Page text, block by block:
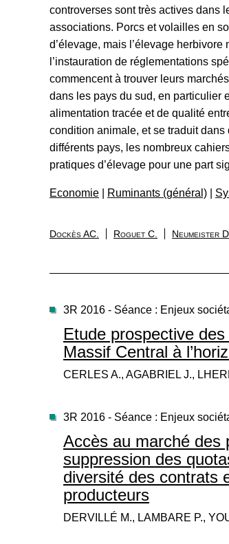
controverses sont très actives dans
associations. Porcs et volailles en
d’élevage, mais l’élevage
l’instauration de réglementations
commencent à trouver leurs
dans les pays du sud, en particulier
alimentation tracée et de qualité
condition animale, et se traduit
différents pays, les nombreux
pratiques d’élevage pour une part
Economie Ruminants (général)
Dockès AC. Roguet C. Neumeister D.
3R 2016 - Séance : Enjeux
Etude prospective
Massif Central à
CERLES A., AGABRIEL J.,
3R 2016 - Séance : Enjeux
Accès au marché des
suppression des
diversité des contrats
producteurs
DERVILLÉ M., LAMBARE P.,